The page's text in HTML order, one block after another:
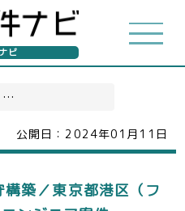
ビ
サーバーエンジニア(一覧)
公開日： 2024年01月11日
築／東京都港区（フ